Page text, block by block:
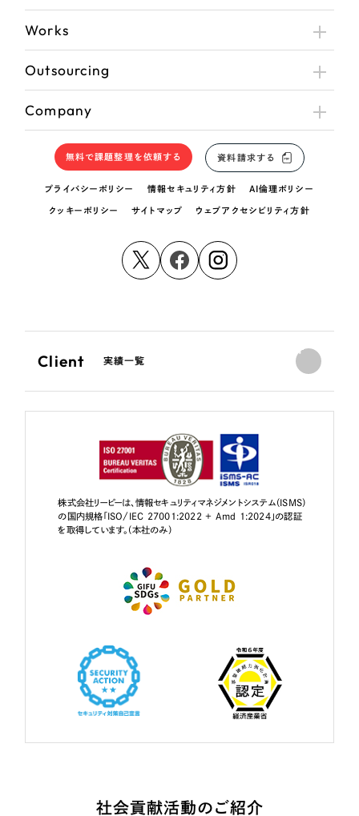
Works
Outsourcing
Company
無料で課題整理を依頼する 資料請求する
プライバシーポリシー 情報セキュリティ方針 AI倫理ポリシー
クッキーポリシー サイトマップ ウェブアクセシビリティ方針
Client 実績一覧
株式会社リーピーは、情報セキュリティマネジメントシステム（ISMS）
の国内規格「ISO/IEC 27001:2022 + Amd 1:2024」の認証
を取得しています。（本社のみ）
社会貢献活動のご紹介